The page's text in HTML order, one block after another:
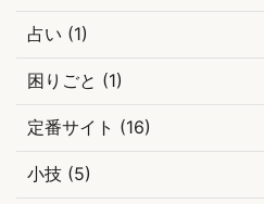
占い (1)
困りごと (1)
定番サイト (16)
小技 (5)